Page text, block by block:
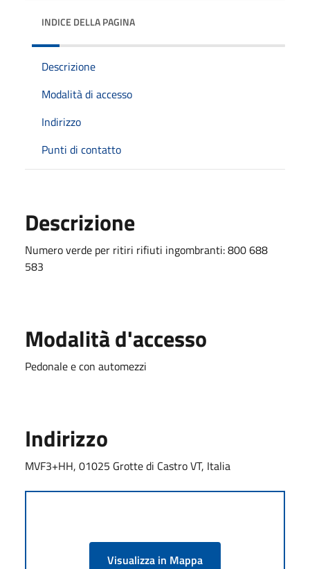
INDICE DELLA PAGINA
Descrizione
Modalità di accesso
Indirizzo
Punti di contatto
Descrizione
Numero verde per ritiri rifiuti ingombranti: 800 688
583
Modalità d'accesso
Pedonale e con automezzi
Indirizzo
MVF3+HH, 01025 Grotte di Castro VT, Italia
Visualizza in Mappa